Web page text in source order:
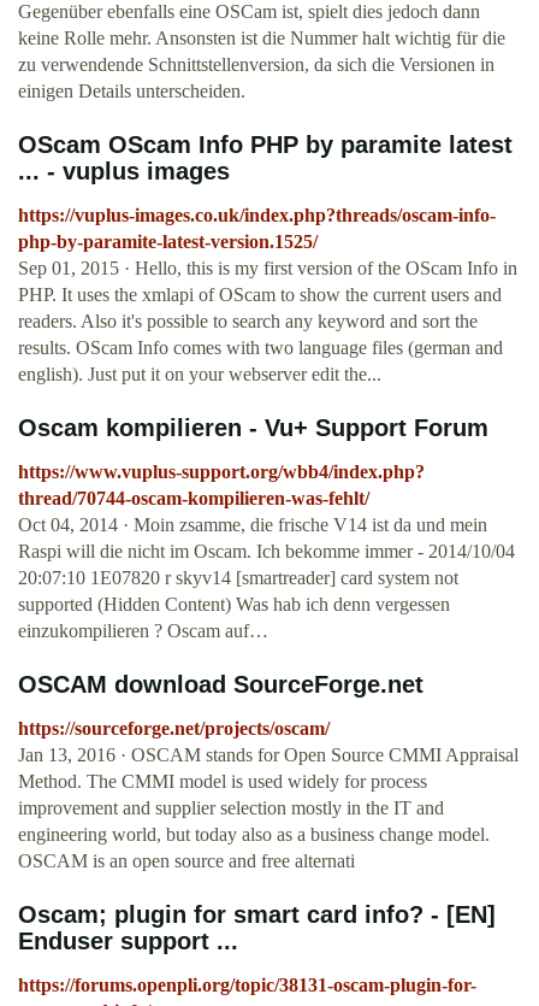
Gegenüber ebenfalls eine OSCam ist, spielt dies jedoch dann
keine Rolle mehr. Ansonsten ist die Nummer halt wichtig für die
zu verwendende Schnittstellenversion, da sich die Versionen in
einigen Details unterscheiden.
OScam OScam Info PHP by paramite latest
... - vuplus images
https://vuplus-images.co.uk/index.php?threads/oscam-info-
php-by-paramite-latest-version.1525/
Sep 01, 2015 · Hello, this is my first version of the OScam Info in
PHP. It uses the xmlapi of OScam to show the current users and
readers. Also it's possible to search any keyword and sort the
results. OScam Info comes with two language files (german and
english). Just put it on your webserver edit the...
Oscam kompilieren - Vu+ Support Forum
https://www.vuplus-support.org/wbb4/index.php?
thread/70744-oscam-kompilieren-was-fehlt/
Oct 04, 2014 · Moin zsamme, die frische V14 ist da und mein
Raspi will die nicht im Oscam. Ich bekomme immer - 2014/10/04
20:07:10 1E07820 r skyv14 [smartreader] card system not
supported (Hidden Content) Was hab ich denn vergessen
einzukompilieren ? Oscam auf…
OSCAM download SourceForge.net
https://sourceforge.net/projects/oscam/
Jan 13, 2016 · OSCAM stands for Open Source CMMI Appraisal
Method. The CMMI model is used widely for process
improvement and supplier selection mostly in the IT and
engineering world, but today also as a business change model.
OSCAM is an open source and free alternati
Oscam; plugin for smart card info? - [EN]
Enduser support ...
https://forums.openpli.org/topic/38131-oscam-plugin-for-